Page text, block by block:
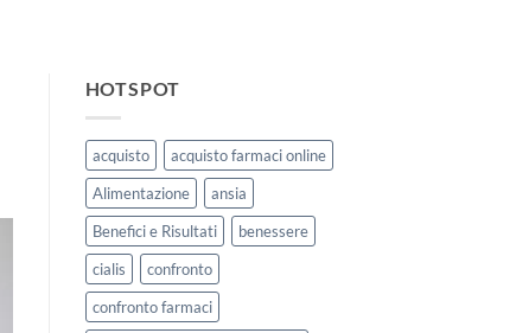
HOTSPOT
acquisto
acquisto farmaci online
Alimentazione
ansia
Benefici e Risultati
benessere
cialis
confronto
confronto farmaci